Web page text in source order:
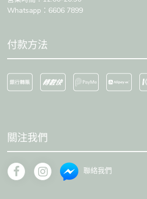
Whatsapp：6606 7899
付款方法
關注我們
聯絡我們